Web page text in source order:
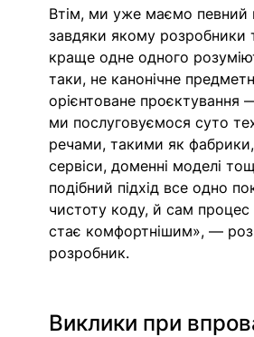
Втім, ми уже маємо певний
завдяки якому розробники
краще одне одного
таки, не канонічне
орієнтоване проєктування
ми послуговуємося суто
речами, такими як фабрики,
сервіси, доменні моделі
подібний підхід все одно
чистоту коду, й сам
стає комфортнішим», —
розробник.
Виклики при